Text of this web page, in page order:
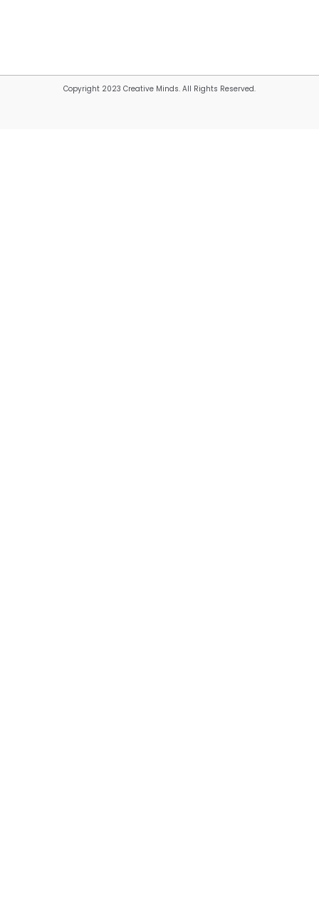
Copyright 2023 Creative Minds. All Rights Reserved.